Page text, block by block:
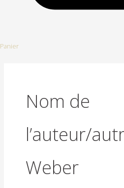
Panier
Nom de
l’auteur/
Weber